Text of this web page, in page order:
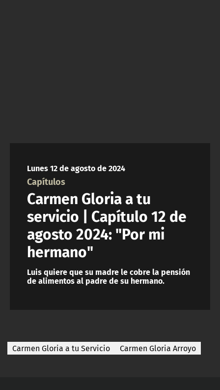
Lunes 12 de agosto de 2024
Capítulos
Carmen Gloria a tu
servicio | Capítulo 12 de
agosto 2024: "Por mi
hermano"
Luis quiere que su madre le cobre la pensión
de alimentos al padre de su hermano.
Carmen Gloria a tu Servicio Carmen Gloria Arroyo